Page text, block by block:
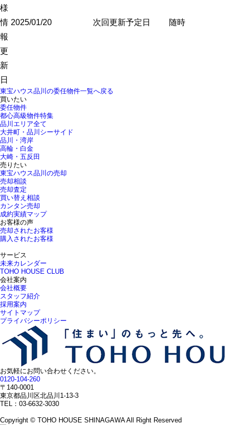
様
情
報
更
新
日
2025/01/20 次回更新予定日 随時
東宝ハウス品川の委任物件一覧へ戻る
買いたい
委任物件
都心高級物件特集
品川エリア全て
大井町・品川シーサイド
品川・湾岸
高輪・白金
大崎・五反田
売りたい
東宝ハウス品川の売却
売却相談
売却査定
買い替え相談
カンタン売却
成約実績マップ
お客様の声
売却されたお客様
購入されたお客様
サービス
未来カレンダー
TOHO HOUSE CLUB
会社案内
会社概要
スタッフ紹介
採用案内
サイトマップ
プライバシーポリシー
お気軽にお問い合わせください。
0120-104-260
〒140-0001
東京都品川区北品川1-13-3
TEL：03-6632-3030
Copyright © TOHO HOUSE SHINAGAWA All Right Reserved